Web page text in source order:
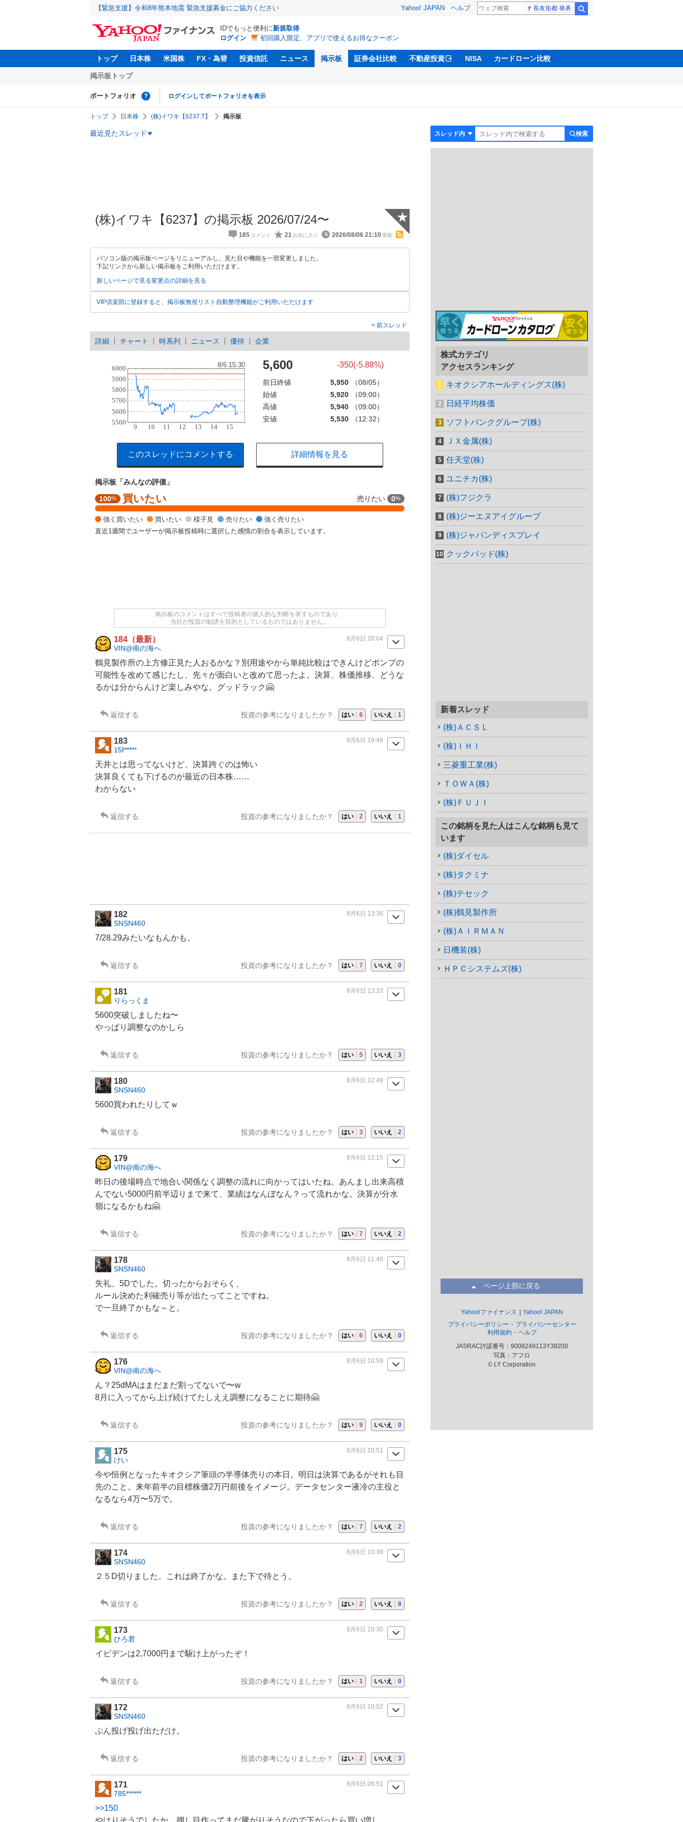
【緊急支援】令和8年熊本地震 緊急支援募金にご協力ください Yahoo! JAPAN ヘルプ 長友佑都 発表
IDでもっと便利に新規取得
ログイン
初回購入限定、アプリで使えるお得なクーポン
トップ 日本株 米国株 FX・為替 投資信託 ニュース 掲示板 証券会社比較 不動産投資 NISA カードローン比較
掲示板トップ
ポートフォリオ ログインしてポートフォリオを表示
トップ 日本株 (株)イワキ【6237.T】 掲示板
最近見たスレッド 検索
(株)イワキ【6237】の掲示板 2026/07/24〜
185 21 2026/08/06 21:10
★
パソコン版の掲示板ページをリニューアルし、見た目や機能を一部変更しました。
下記リンクから新しい掲示板をご利用いただけます。
新しいページで見る変更点の詳細を見る
VIP倶楽部に登録すると、掲示板無視リスト自動整理機能がご利用いただけます
前スレッド
詳細 チャート 時系列 ニュース 優待 企業
5,600 -350(-5.88%)
前日終値 5,950
（08/05）
始値
5,920
（09:00）
高値
5,940
（09:00）
安値
5,530 （12:32）
このスレッドにコメントする 詳細情報を見る
掲示板「みんなの評価」
強
く
買
い
100% 買いたい 売りたい 0%
強く買いたい 買いたい 様子見 売りたい
強く売りたい
直近1週間でユーザーが掲示板投稿時に選択した感情の割合を表示しています。
掲示板のコメントはすべて投稿者の個人的な判断を表すものであり、
当社が投資の勧誘を目的としているものではありません。
184（最新）
VIN@南の海へ
8月6日 20:04
鶴見製作所の上方修正見た人おるかな？別用途やから単純比較はできんけどポンプの
可能性を改めて感じたし、先々が面白いと改めて思ったよ。決算、株価推移、どうな
るかは分からんけど楽しみやな。グッドラック🤗
返信する 投資の参考になりましたか？ はい 6 いいえ 1
183
15f*****
8月6日 19:48
天井とは思ってないけど、決算跨ぐのは怖い
決算良くても下げるのが最近の日本株……
わからない
返信する 投資の参考になりましたか？ はい 2 いいえ 1
182
SNSN460
8月6日 13:36
7/28.29みたいなもんかも。
返信する 投資の参考になりましたか？ はい 7 いいえ 0
181
りらっくま
8月6日 13:33
5600突破しましたね〜
やっぱり調整なのかしら
返信する 投資の参考になりましたか？ はい 5 いいえ 3
180
SNSN460
8月6日 12:49
5600買われたりしてｗ
返信する 投資の参考になりましたか？ はい 3 いいえ 2
179
VIN@南の海へ
8月6日 12:15
昨日の後場時点で地合い関係なく調整の流れに向かってはいたね。あんまし出来高積
んでない5000円前半辺りまで来て、業績はなんぼなん？って流れかな。決算が分水
嶺になるかもね🤗
返信する 投資の参考になりましたか？ はい 7 いいえ 2
178
SNSN460
8月6日 11:40
失礼、5Dでした。切ったからおそらく、
ルール決めた利確売り等が出たってことですね。
で一旦終了かもな～と。
返信する 投資の参考になりましたか？ はい 6 いいえ 0
176
VIN@南の海へ
8月6日 10:59
ん？25dMAはまだまだ割ってないで〜w
8月に入ってから上げ続けてたしええ調整になることに期待🤗
返信する 投資の参考になりましたか？ はい 9 いいえ 0
175
けい
8月6日 10:51
今や恒例となったキオクシア筆頭の半導体売りの本日。明日は決算であるがそれも目
先のこと。来年前半の目標株価2万円前後をイメージ。 データセンター液冷の主役と
なるなら4万〜5万で。
返信する 投資の参考になりましたか？ はい 7 いいえ 2
174
SNSN460
8月6日 10:39
２５D切りました。これは終了かな。また下で待とう。
返信する 投資の参考になりましたか？ はい 2 いいえ 8
173
ひろ君
8月6日 10:30
イビデンは2,7000円まで駆け上がったぞ！
返信する 投資の参考になりましたか？ はい 1 いいえ 0
172
SNSN460
8月6日 10:02
ぶん投げ投げ出ただけ。
返信する 投資の参考になりましたか？ はい 2 いいえ 3
171
785******
8月6日 09:51
>>150
やはりそうでしたか、押し目作ってまだ騰がりそうなので下がったら買い増し
株式カテゴリ
アクセスランキング
キオクシアホールディングス(株)
日経平均株価
ソフトバンクグループ(株)
ＪＸ金属(株)
任天堂(株)
ユニチカ(株)
(株)フジクラ
(株)ジーエヌアイグループ
(株)ジャパンディスプレイ
クックパッド(株)
新着スレッド
(株)ＡＣＳＬ
(株)ＩＨＩ
三菱重工業(株)
ＴＯＷＡ(株)
(株)ＦＵＪＩ
この銘柄を見た人はこんな銘柄も見て
います
(株)ダイセル
(株)タクミナ
(株)テセック
(株)鶴見製作所
(株)ＡＩＲＭＡＮ
日機装(株)
ＨＰＣシステムズ(株)
ページ上部に戻る
Yahoo!ファイナンス
Yahoo! JAPAN
プライバシーポリシー
プライバシーセンター
利用規約
ヘルプ
JASRAC許諾番号：9008249113Y38200
写真：アフロ
© LY Corporation